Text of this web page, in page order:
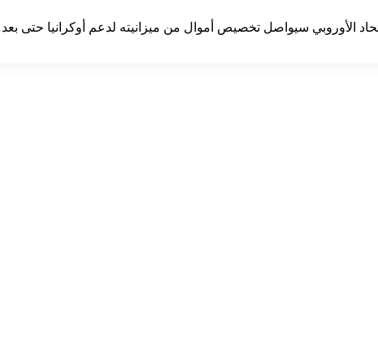
الأوروبي سيواصل تخصيص أموال من ميزانيته لدعم أوكرانيا حتى